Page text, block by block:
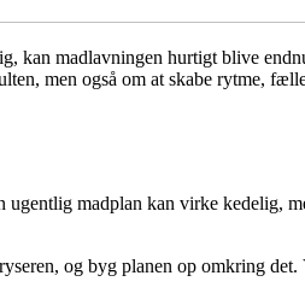
kan madlavningen hurtigt blive
men også om at skabe rytme,
madplan kan virke kedelig,
og byg planen op omkring